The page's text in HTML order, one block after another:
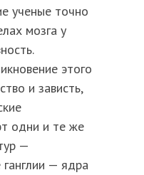
ученые точно
мозга у
этого
и зависть,
одни и те же
—
— ядра